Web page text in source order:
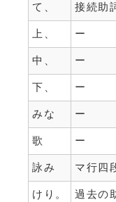
て、 接続助
上、 ー
中、 ー
下、 ー
みな ー
歌 ー
詠み マ行四
けり。 過去の